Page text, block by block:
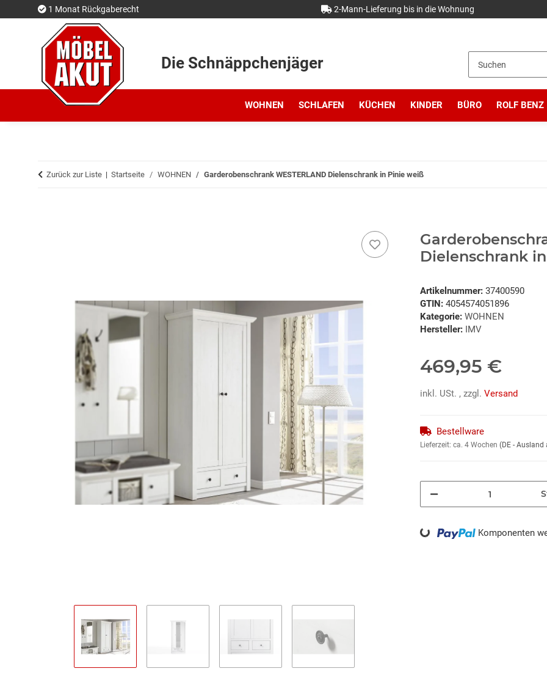
1 Monat Rückgaberecht 2-Mann-Lieferung bis in die Wohnung
Die Schnäppchenjäger
WOHNEN SCHLAFEN KÜCHEN KINDER BÜRO ROLF BENZ
Zurück zur Liste Startseite WOHNEN Garderobenschrank WESTERLAND Dielenschrank in Pinie weiß
Dielenschrank
Artikelnummer: 37400590
GTIN: 4054574051896
Kategorie: WOHNEN
Hersteller: IMV
469,95 €
inkl. USt. , zzgl. Versand
Bestellware
Lieferzeit: ca. 4 Wochen (DE - Ausland
Loading... Komponenten